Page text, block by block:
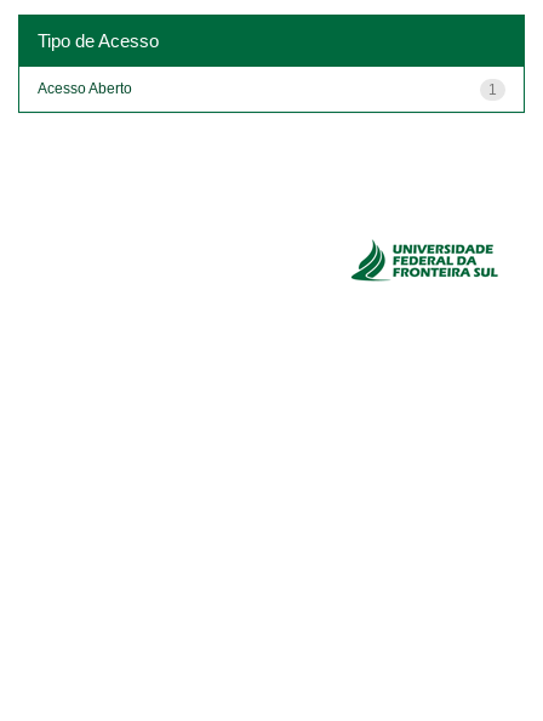
Tipo de Acesso
1
Acesso Aberto